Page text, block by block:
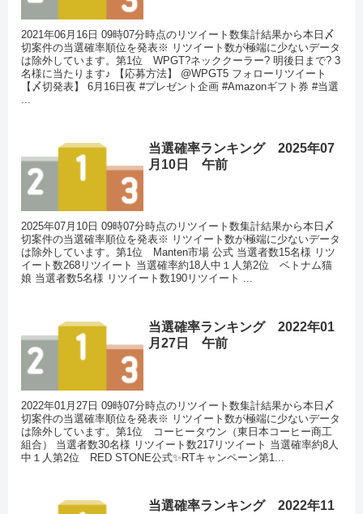
2021年06月16日 09時07分時点のリツイート数集計結果から本日〆
切案件の当選確率順位を発表※ リツイート数が極端に少ないデータ
は除外しています。第1位 WPGT?ネッククーラー? 明後日まで? 3
名様に当たります♪ 【応募方法】 @WPGT5 フォローリツイート
【〆切発表】 6月16日夜 #プレゼント企画 #Amazonギフト券 #当選
当選確率ランキング 2025年07
月10日 午前
2025年07月10日 09時07分時点のリツイート数集計結果から本日〆
切案件の当選確率順位を発表※ リツイート数が極端に少ないデータ
は除外しています。第1位 Manten市場 公式 当選者数15名様 リツ
イート数268リツイート 当選確率約18人中１人第2位 ベトナム猫
娘 当選者数5名様 リツイート数190リツイート ...
当選確率ランキング 2022年01
月27日 午前
2022年01月27日 09時07分時点のリツイート数集計結果から本日〆
切案件の当選確率順位を発表※ リツイート数が極端に少ないデータ
は除外しています。第1位 コーヒータウン（東日本コーヒー商工
組合） 当選者数30名様 リツイート数217リツイート 当選確率約8人
中１人第2位 RED STONE公式✨RTキャンペーン第1...
当選確率ランキング 2022年11